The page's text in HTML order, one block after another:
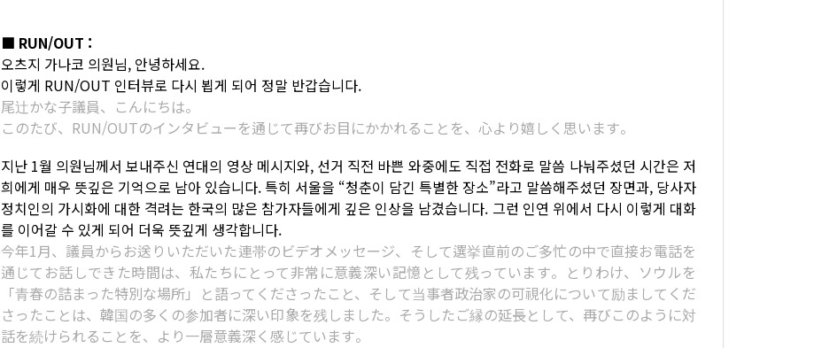
■ RUN/OUT :
오츠지 가나코 의원님, 안녕하세요.
이렇게 RUN/OUT 인터뷰로 다시 뵙게 되어 정말 반갑습니다.
尾辻かな子議員、こんにちは。
このたび、RUN/OUTのインタビューを通じて再びお目にかかれることを、心より嬉しく思います。
지난 1월 의원님께서 보내주신 연대의 영상 메시지와, 선거 직전 바쁜 와중에도 직접 전화로 말씀 나눠주셨던 시간은 저
희에게 매우 뜻깊은 기억으로 남아 있습니다. 특히 서울을 “청춘이 담긴 특별한 장소”라고 말씀해주셨던 장면과, 당사자
정치인의 가시화에 대한 격려는 한국의 많은 참가자들에게 깊은 인상을 남겼습니다. 그런 인연 위에서 다시 이렇게 대화
를 이어갈 수 있게 되어 더욱 뜻깊게 생각합니다.
今年1月、議員からお送りいただいた連帯のビデオメッセージ、そして選挙直前のご多忙の中で直接お電話を
通じてお話しできた時間は、私たちにとって非常に意義深い記憶として残っています。とりわけ、ソウルを
「青春の詰まった特別な場所」と語ってくださったこと、そして当事者政治家の可視化について励ましてくだ
さったことは、韓国の多くの参加者に深い印象を残しました。そうしたご縁の延長として、再びこのように対
話を続けられることを、より一層意義深く感じています。